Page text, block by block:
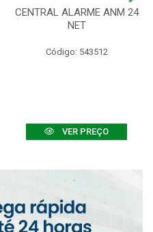
CENTRAL ALARME ANM 24
NET
Código: 543512
VER PREÇO